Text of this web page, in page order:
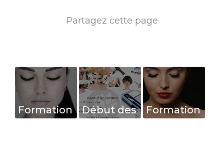
Formation
Début des
Formation